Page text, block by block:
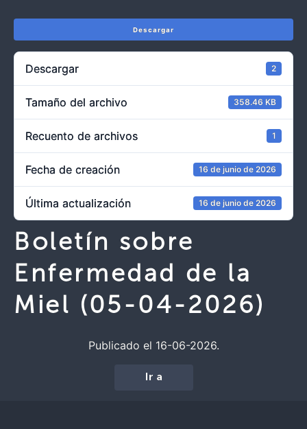
Descargar
Descargar 2
Tamaño del archivo 358.46 KB
Recuento de archivos 1
Fecha de creación 16 de junio de 2026
Última actualización 16 de junio de 2026
Boletín sobre
Enfermedad de la
Miel (05-04-2026)
Publicado el 16-06-2026.
Ir a